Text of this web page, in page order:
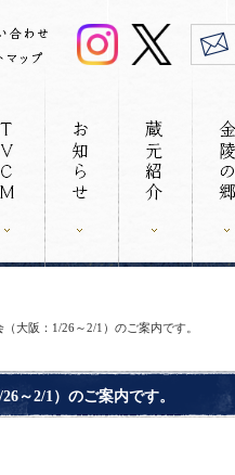
（大阪：1/26～2/1）のご案内です。
～2/1）のご案内です。